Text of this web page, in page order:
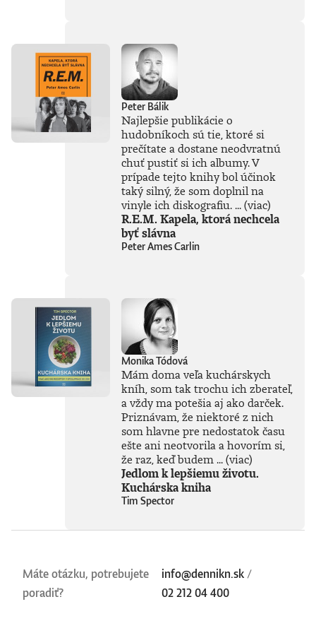
Peter Bálik
Najlepšie publikácie o
hudobníkoch sú tie, ktoré si
prečítate a dostane neodvratnú
chuť pustiť si ich albumy. V
prípade tejto knihy bol účinok
taký silný, že som doplnil na
vinyle ich diskografiu. ...(viac)
R.E.M. Kapela, ktorá nechcela
byť slávna
Peter Ames Carlin
Monika Tódová
Mám doma veľa kuchárskych
kníh, som tak trochu ich zberateľ,
a vždy ma potešia aj ako darček.
Priznávam, že niektoré z nich
som hlavne pre nedostatok času
ešte ani neotvorila a hovorím si,
že raz, keď budem ...(viac)
Jedlom k lepšiemu životu.
Kuchárska kniha
Tim Spector
Máte otázku, potrebujete
poradiť?
info@dennikn.sk /
02 212 04 400